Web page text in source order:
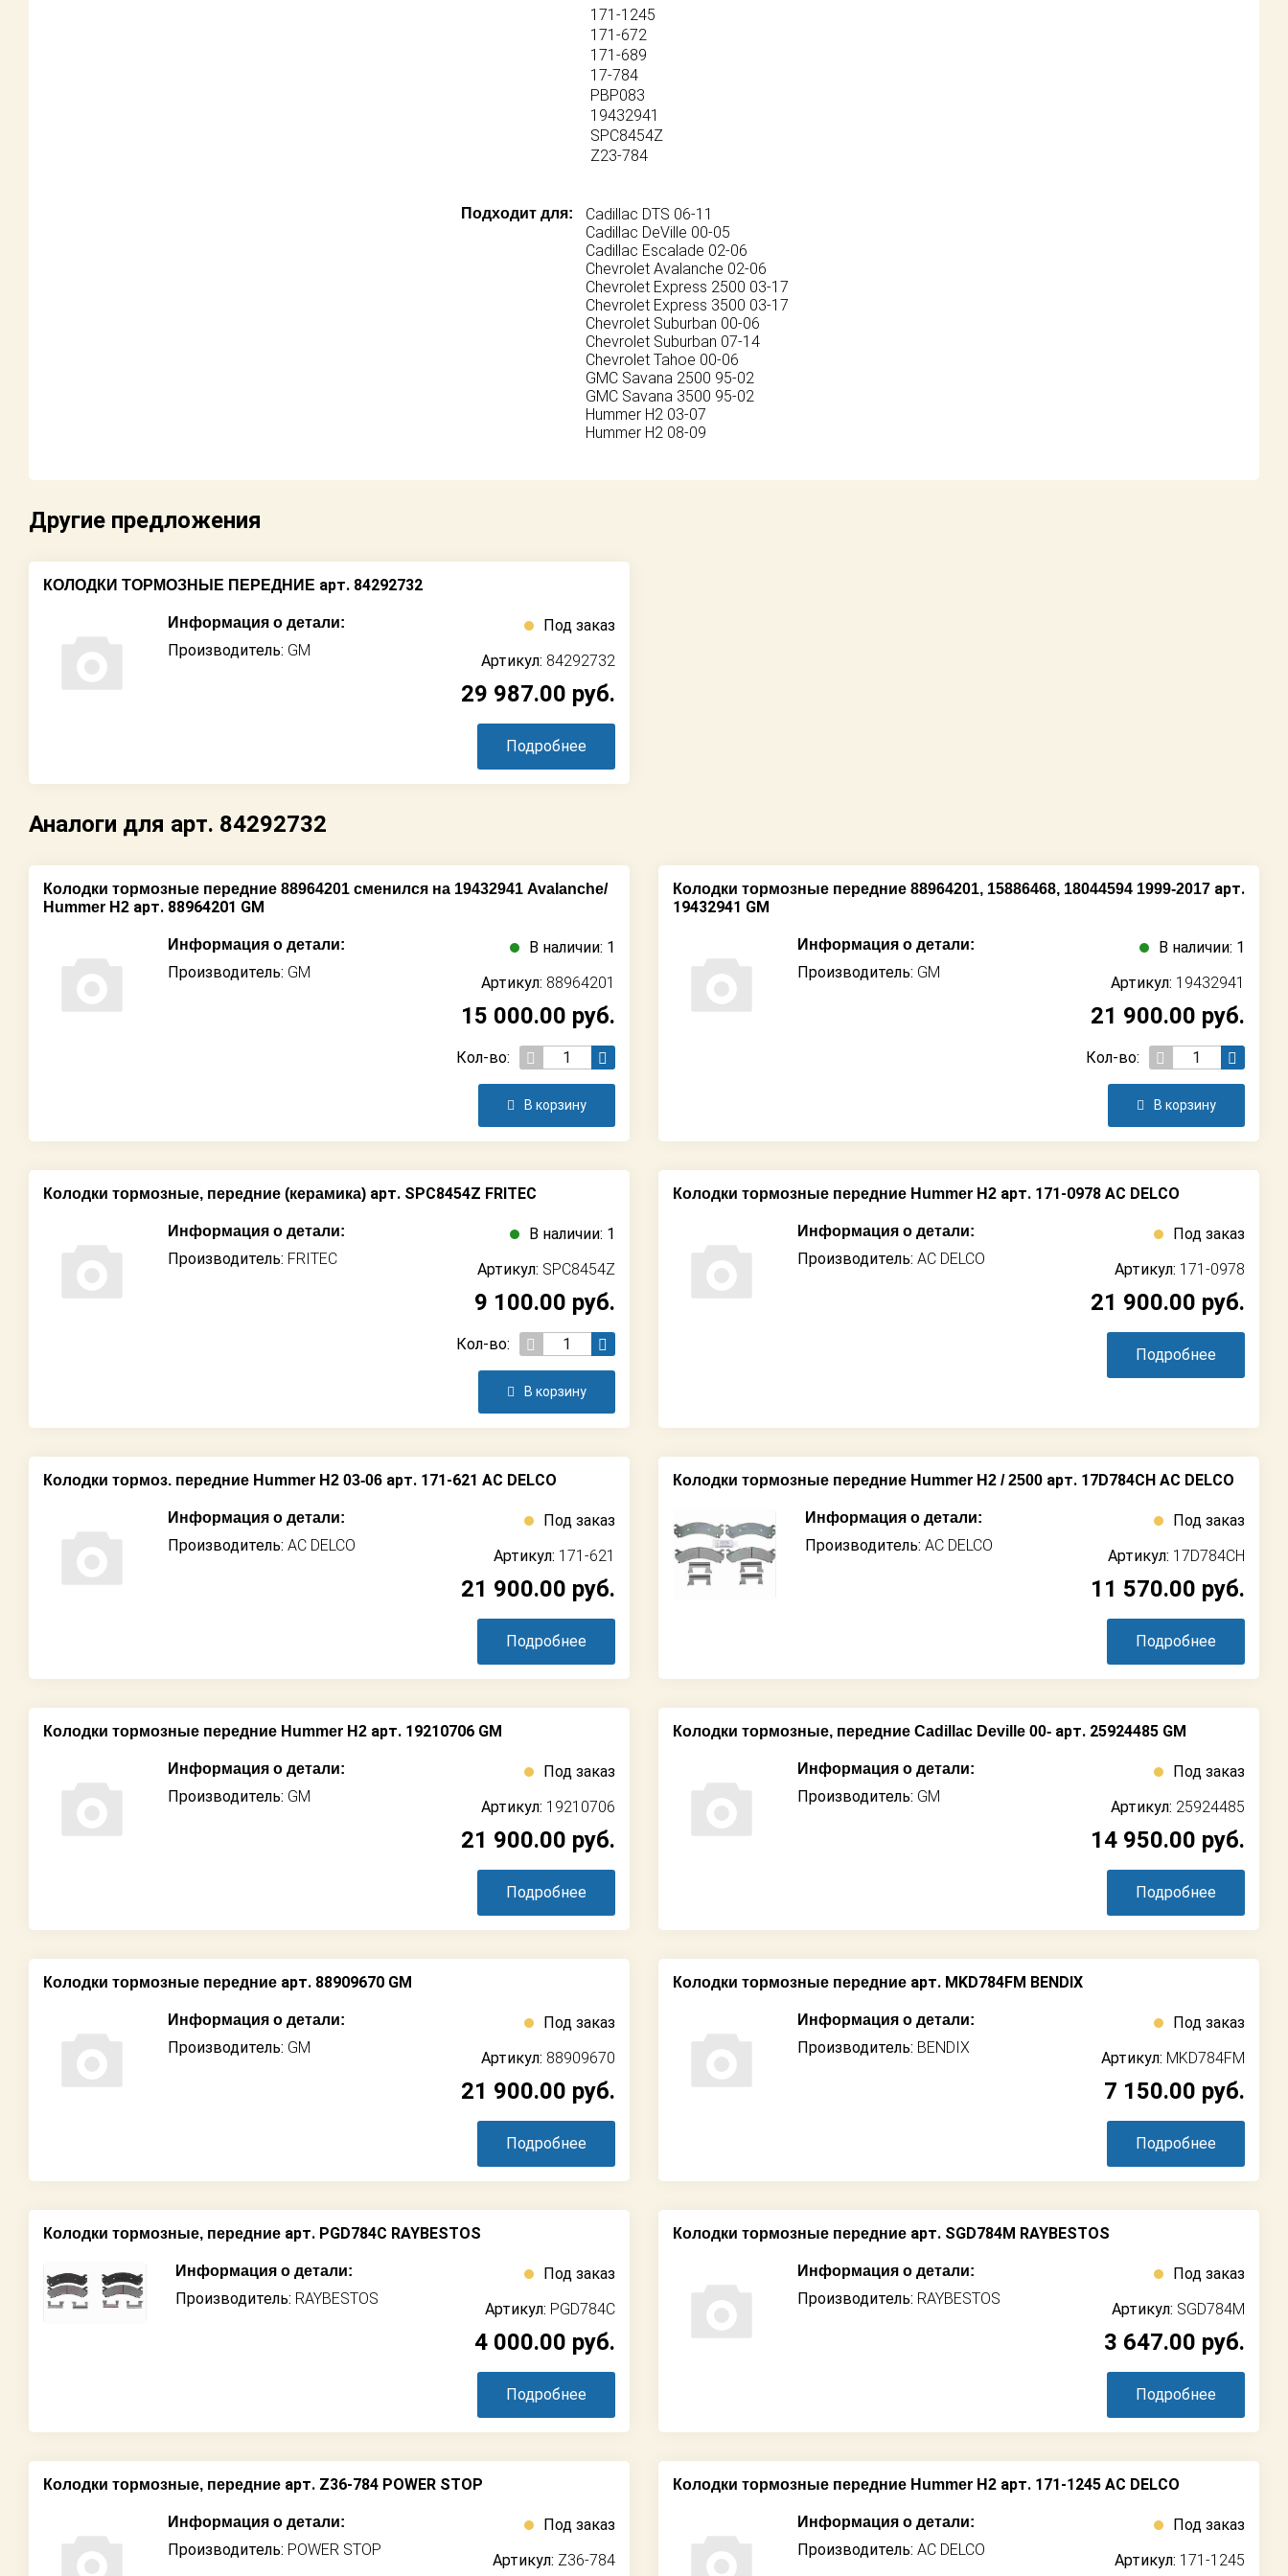
171-1245
171-672
171-689
17-784
PBP083
19432941
SPC8454Z
Z23-784
Подходит для:
Cadillac DTS 06-11
Cadillac DeVille 00-05
Cadillac Escalade 02-06
Chevrolet Avalanche 02-06
Chevrolet Express 2500 03-17
Chevrolet Express 3500 03-17
Chevrolet Suburban 00-06
Chevrolet Suburban 07-14
Chevrolet Tahoe 00-06
GMC Savana 2500 95-02
GMC Savana 3500 95-02
Hummer H2 03-07
Hummer H2 08-09
Другие предложения
КОЛОДКИ ТОРМОЗНЫЕ ПЕРЕДНИЕ арт. 84292732
Информация о детали:
Производитель: GM
Под заказ
Артикул: 84292732
29 987.00 руб.
Подробнее
Аналоги для арт. 84292732
Колодки тормозные передние Hummer H2 арт. 171-0978 AC DELCO
Информация о детали:
Производитель: AC DELCO
Под заказ
Артикул: 171-0978
21 900.00 руб.
Подробнее
Колодки тормоз. передние Hummer H2 03-06 арт. 171-621 AC DELCO
Информация о детали:
Производитель: AC DELCO
Под заказ
Артикул: 171-621
21 900.00 руб.
Подробнее
Колодки тормозные передние Hummer H2 / 2500 арт. 17D784CH AC DELCO
Информация о детали:
Производитель: AC DELCO
Под заказ
Артикул: 17D784CH
11 570.00 руб.
Подробнее
Колодки тормозные передние Hummer H2 арт. 19210706 GM
Информация о детали:
Производитель: GM
Под заказ
Артикул: 19210706
21 900.00 руб.
Подробнее
Колодки тормозные, передние Cadillac Deville 00- арт. 25924485 GM
Информация о детали:
Производитель: GM
Под заказ
Артикул: 25924485
14 950.00 руб.
Подробнее
Колодки тормозные передние арт. 88909670 GM
Информация о детали:
Производитель: GM
Под заказ
Артикул: 88909670
21 900.00 руб.
Подробнее
Колодки тормозные передние 88964201 сменился на 19432941 Avalanche/
Hummer H2 арт. 88964201 GM
Информация о детали:
Производитель: GM
В наличии: 1
Артикул: 88964201
15 000.00 руб.
Кол-во:
В корзину
Колодки тормозные передние арт. MKD784FM BENDIX
Информация о детали:
Производитель: BENDIX
Под заказ
Артикул: MKD784FM
7 150.00 руб.
Подробнее
Колодки тормозные, передние арт. PGD784C RAYBESTOS
Информация о детали:
Производитель: RAYBESTOS
Под заказ
Артикул: PGD784C
4 000.00 руб.
Подробнее
Колодки тормозные передние арт. SGD784M RAYBESTOS
Информация о детали:
Производитель: RAYBESTOS
Под заказ
Артикул: SGD784M
3 647.00 руб.
Подробнее
Колодки тормозные, передние арт. Z36-784 POWER STOP
Информация о детали:
Производитель: POWER STOP
Под заказ
Артикул: Z36-784
Колодки тормозные передние Hummer H2 арт. 171-1245 AC DELCO
Информация о детали:
Производитель: AC DELCO
Под заказ
Артикул: 171-1245
Колодки тормозные передние 88964201, 15886468, 18044594 1999-2017 арт.
19432941 GM
Информация о детали:
Производитель: GM
В наличии: 1
Артикул: 19432941
21 900.00 руб.
Кол-во:
В корзину
Колодки тормозные, передние (керамика) арт. SPC8454Z FRITEC
Информация о детали:
Производитель: FRITEC
В наличии: 1
Артикул: SPC8454Z
9 100.00 руб.
Кол-во:
В корзину